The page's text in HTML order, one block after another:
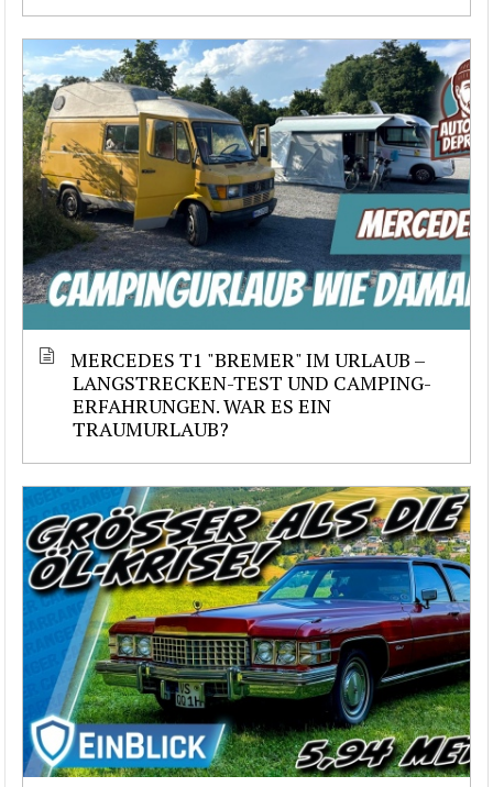
MERCEDES T1 "BREMER" IM URLAUB –
LANGSTRECKEN-TEST UND CAMPING-
ERFAHRUNGEN. WAR ES EIN
TRAUMURLAUB?